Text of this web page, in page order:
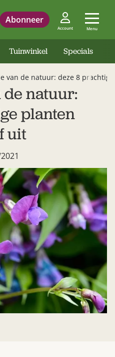
Abonneer
Account Menu
Tuinwinkel Specials
van de natuur: deze 8
de natuur:
planten
uit